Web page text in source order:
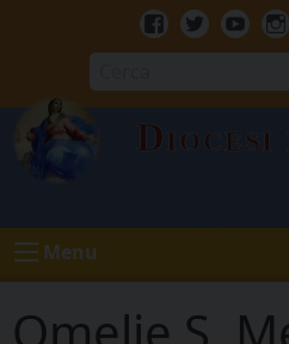
Facebook
Twitter
Menu